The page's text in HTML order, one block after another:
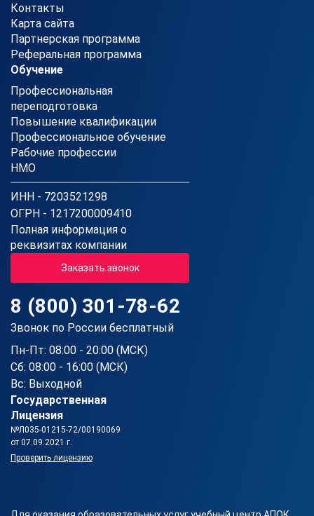
Контакты
Карта сайта
Партнерская программа
Реферальная программа
Обучение
Профессиональная
переподготовка
Повышение квалификации
Профессиональное обучение
Рабочие профессии
НМО
ИНН - 7203521298
ОГРН - 1217200009410
Полная информация о
реквизитах компании
Заказать звонок
8 (800) 301-78-62
Звонок по России бесплатный
Пн-Пт: 08:00 - 20:00 (МСК)
Сб: 08:00 - 16:00 (МСК)
Вс: Выходной
Государственная
Лицензия
№Л035-01215-72/00190069
от 07.09.2021 г.
Проверить лицензию